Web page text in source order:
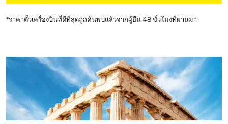
*ราคาตั๋วเครื่องบินที่ดีที่สุดถูกค้นพบแล้วจากผู้อื่น 48 ชั่วโมงที่ผ่านมา